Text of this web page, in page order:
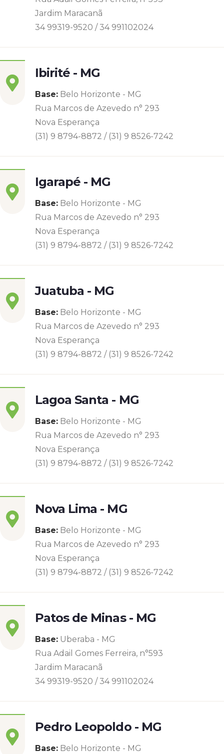
Jardim Maracanã
34 99319-9520 / 34 991102024
Ibirité - MG
Base: Belo Horizonte - MG
Rua Marcos de Azevedo n° 293
Nova Esperança
(31) 9 8794-8872 / (31) 9 8526-7242
Igarapé - MG
Base: Belo Horizonte - MG
Rua Marcos de Azevedo n° 293
Nova Esperança
(31) 9 8794-8872 / (31) 9 8526-7242
Juatuba - MG
Base: Belo Horizonte - MG
Rua Marcos de Azevedo n° 293
Nova Esperança
(31) 9 8794-8872 / (31) 9 8526-7242
Lagoa Santa - MG
Base: Belo Horizonte - MG
Rua Marcos de Azevedo n° 293
Nova Esperança
(31) 9 8794-8872 / (31) 9 8526-7242
Nova Lima - MG
Base: Belo Horizonte - MG
Rua Marcos de Azevedo n° 293
Nova Esperança
(31) 9 8794-8872 / (31) 9 8526-7242
Patos de Minas - MG
Base: Uberaba - MG
Rua Adail Gomes Ferreira, n°593
Jardim Maracanã
34 99319-9520 / 34 991102024
Pedro Leopoldo - MG
Base: Belo Horizonte - MG